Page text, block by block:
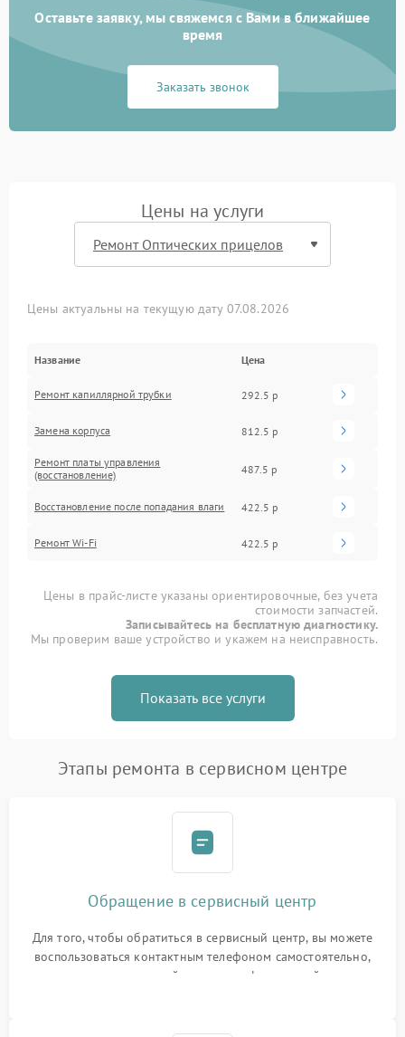
Оставьте заявку, мы свяжемся с Вами в ближайшее
время
Заказать звонок
Цены на услуги
Цены актуальны на текущую дату 07.08.2026
Название Цена
Ремонт капиллярной трубки 292.5 р
Замена корпуса 812.5 р
Ремонт платы управления
(восстановление)
487.5 р
Восстановление после попадания влаги 422.5 р
Ремонт Wi-Fi 422.5 р
Цены в прайс-листе указаны ориентировочные, без учета
стоимости запчастей.
Записывайтесь на бесплатную диагностику.
Мы проверим ваше устройство и укажем на неисправность.
Показать все услуги
Этапы ремонта в сервисном центре
Обращение в сервисный центр
Для того, чтобы обратиться в сервисный центр, вы можете
воспользоваться контактным телефоном самостоятельно,
или оставить свой номер телефона на сайте